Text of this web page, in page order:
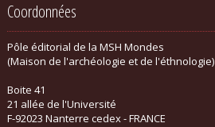
Coordonnées
Pôle éditorial de la MSH Mondes
(Maison de l'archéologie et de l'éthnologie)
Boite 41
21 allée de l'Université
F-92023 Nanterre cedex - FRANCE